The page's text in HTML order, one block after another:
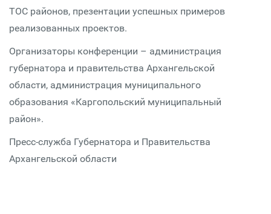
ТОС районов, презентации успешных примеров
реализованных проектов.
Организаторы конференции – администрация
губернатора и правительства Архангельской
области, администрация муниципального
образования «Каргопольский муниципальный
район».
Пресс-служба Губернатора и Правительства
Архангельской области